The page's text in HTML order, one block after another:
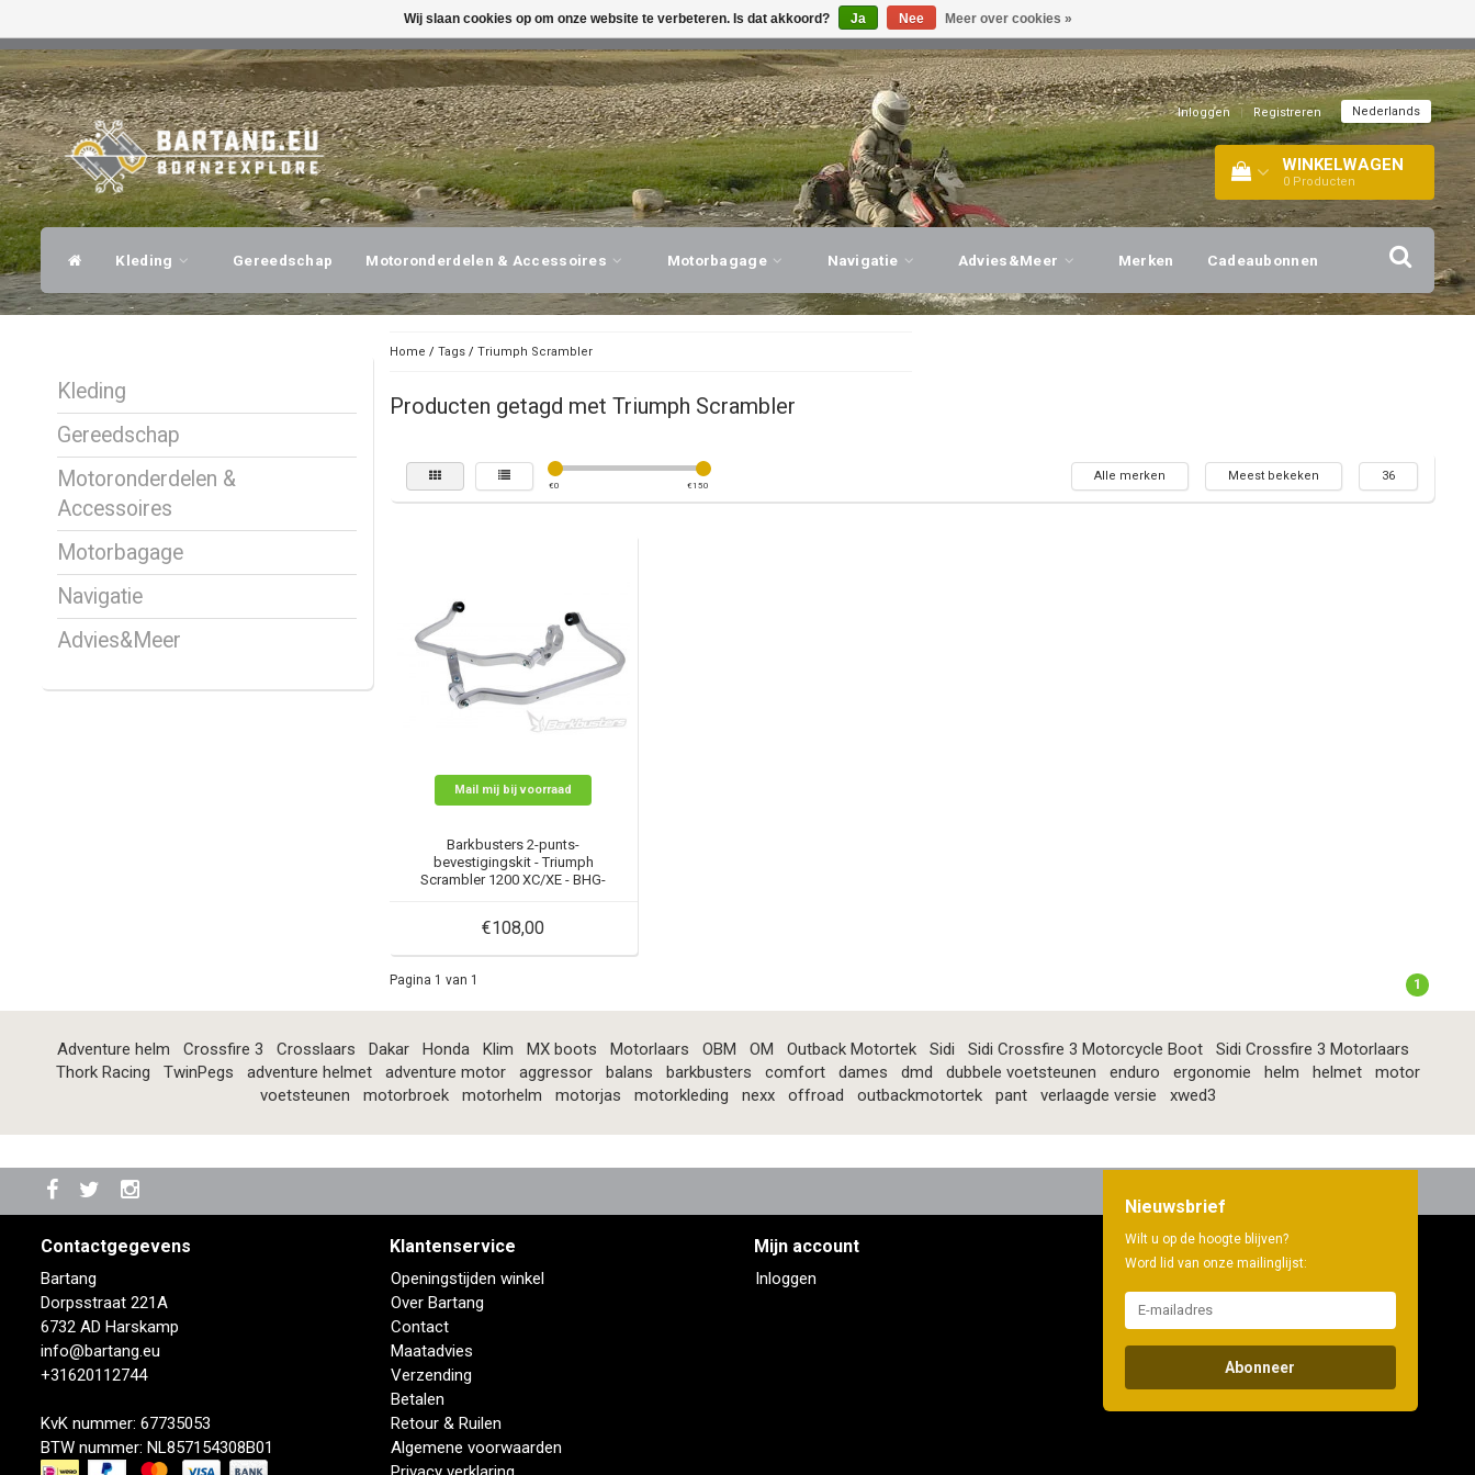
DESKUNDIG ADVIES, PERSOONLIJKE SERVICE! BEZOEK ONZE WINKEL!
Inloggen | Registreren Nederlands
WINKELWAGEN
0 Producten
Kleding Gereedschap Motoronderdelen & Accessoires Motorbagage Navigatie Advies&Meer Merken Cadeaubonnen
Kleding
Gereedschap
Motoronderdelen &
Accessoires
Motorbagage
Navigatie
Advies&Meer
Home / Tags/ Triumph Scrambler
Producten getagd met Triumph Scrambler
€0 €150
Alle merken Meest bekeken 36
Mail mij bij voorraad
Barkbusters 2-punts-
bevestigingskit - Triumph
Scrambler 1200 XC/XE - BHG-
€108,00
Pagina 1 van 1 1
Adventure helm Crossfire 3 Crosslaars Dakar Honda Klim MX boots Motorlaars OBM OM Outback Motortek Sidi Sidi Crossfire 3 Motorcycle Boot
Sidi Crossfire 3 Motorlaars
Thork Racing
TwinPegs adventure helmet adventure motor aggressor balans barkbusters comfort dames dmd dubbele voetsteunen enduro ergonomie helm helmet
motor
voetsteunen
motorbroek motorhelm motorjas motorkleding nexx offroad outbackmotortek pant verlaagde versie xwed3
Contactgegevens
Bartang
Dorpsstraat 221A
6732 AD Harskamp
info@bartang.eu
+31620112744
KvK nummer: 67735053
BTW nummer: NL857154308B01
Klantenservice
Openingstijden winkel
Over Bartang
Contact
Maatadvies
Verzending
Betalen
Retour & Ruilen
Algemene voorwaarden
Mijn account
Inloggen
Nieuwsbrief
Wilt u op de hoogte blijven?
Word lid van onze mailinglijst:
Abonneer
Wij slaan cookies op om onze website te verbeteren. Is dat akkoord? Ja Nee Meer over cookies »